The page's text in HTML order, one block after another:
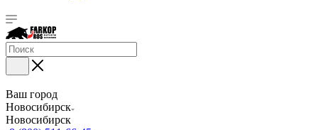
Ваш город
Новосибирск
Новосибирск